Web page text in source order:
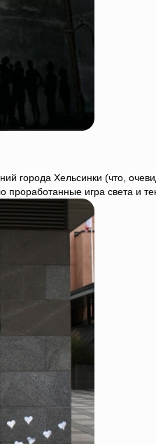
города Хельсинки (что,
игра света и